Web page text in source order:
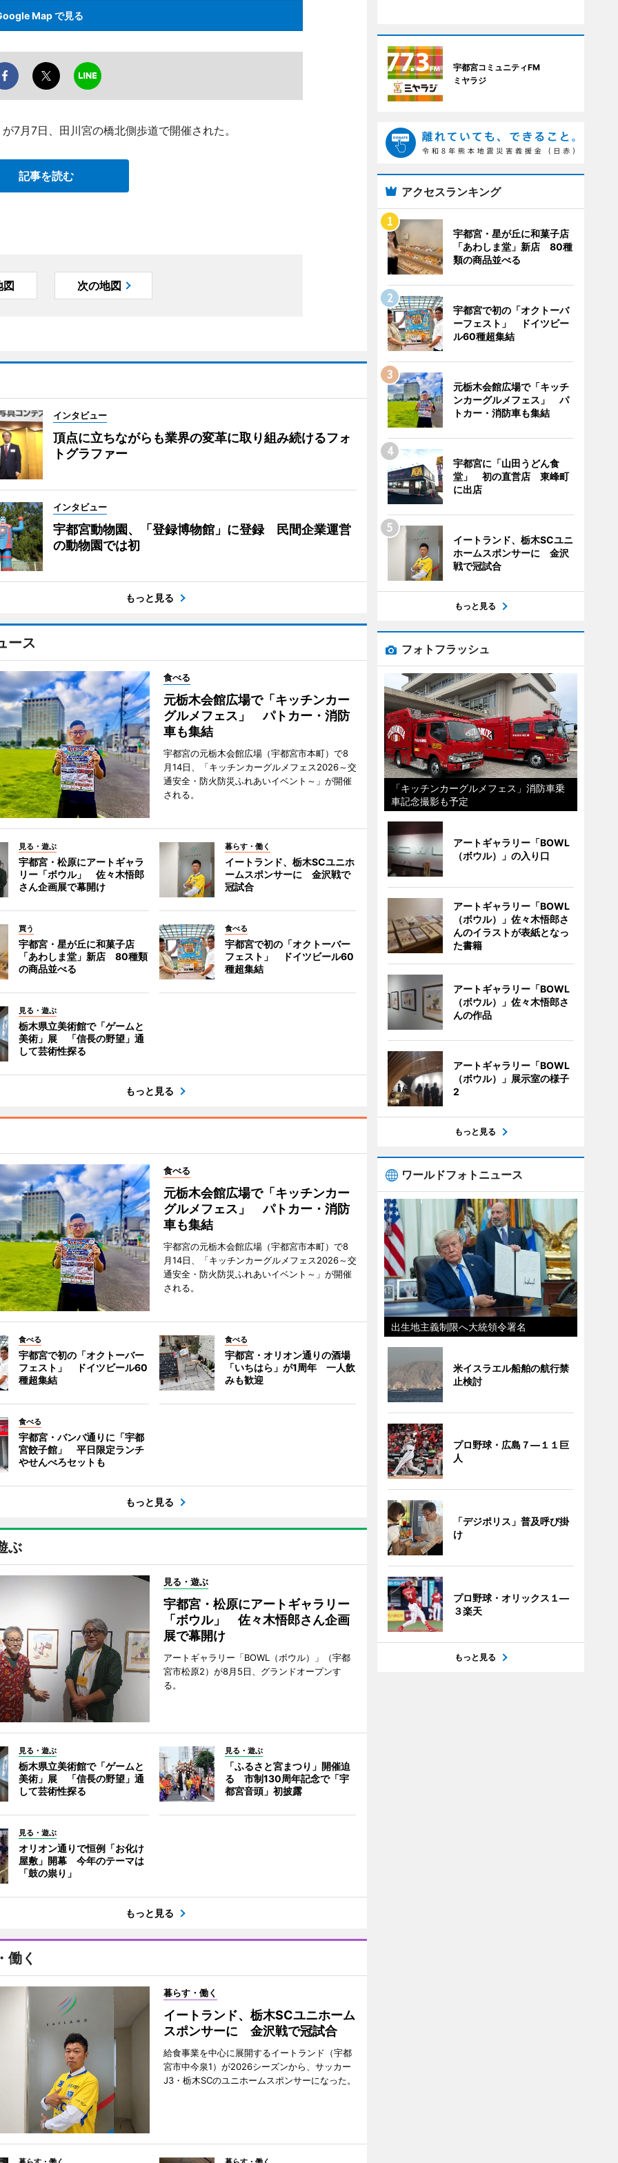
Map で見る
7月7日、田川宮の橋北側歩道で開催された。
記事を読む
図 次の地図
インタビュー
頂点に立ちながらも業界の変革に取り組み続けるフォ
トグラファー
インタビュー
宇都宮動物園、「登録博物館」に登録 民間企業運営
の動物園では初
もっと見る
ース
食べる
元栃木会館広場で「キッチンカー
グルメフェス」 パトカー・消防
車も集結
宇都宮の元栃木会館広場（宇都宮市本町）で8
月14日、「キッチンカーグルメフェス2026～交
通安全・防火防災ふれあいイベント～」が開催
される。
見る・遊ぶ
宇都宮・松原にアートギャラ
リー「ボウル」 佐々木悟郎
さん企画展で幕開け
暮らす・働く
イートランド、栃木SCユニホ
ームスポンサーに 金沢戦で
冠試合
買う
宇都宮・星が丘に和菓子店
「あわしま堂」新店 80種類
の商品並べる
食べる
宇都宮で初の「オクトーバー
フェスト」 ドイツビール60
種超集結
見る・遊ぶ
栃木県立美術館で「ゲームと
美術」展 「信長の野望」通
して芸術性探る
もっと見る
食べる
元栃木会館広場で「キッチンカー
グルメフェス」 パトカー・消防
車も集結
宇都宮の元栃木会館広場（宇都宮市本町）で8
月14日、「キッチンカーグルメフェス2026～交
通安全・防火防災ふれあいイベント～」が開催
される。
食べる
宇都宮で初の「オクトーバー
フェスト」 ドイツビール60
種超集結
食べる
宇都宮・オリオン通りの酒場
「いちはら」が1周年 一人飲
みも歓迎
食べる
宇都宮・バンバ通りに「宇都
宮餃子館」 平日限定ランチ
やせんべろセットも
もっと見る
ぶ
見る・遊ぶ
宇都宮・松原にアートギャラリー
「ボウル」 佐々木悟郎さん企画
展で幕開け
アートギャラリー「BOWL（ボウル）」（宇都
宮市松原2）が8月5日、グランドオープンす
る。
見る・遊ぶ
栃木県立美術館で「ゲームと
美術」展 「信長の野望」通
して芸術性探る
見る・遊ぶ
「ふるさと宮まつり」開催迫
る 市制130周年記念で「宇
都宮音頭」初披露
見る・遊ぶ
オリオン通りで恒例「お化け
屋敷」開幕 今年のテーマは
「鼓の祟り」
もっと見る
働く
暮らす・働く
イートランド、栃木SCユニホーム
スポンサーに 金沢戦で冠試合
給食事業を中心に展開するイートランド（宇都
宮市中今泉1）が2026シーズンから、サッカー
J3・栃木SCのユニホームスポンサーになった。
宇都宮コミュニティFM
ミヤラジ
アクセスランキング
宇都宮・星が丘に和菓子店
「あわしま堂」新店 80種
類の商品並べる
宇都宮で初の「オクトーバ
ーフェスト」 ドイツビー
ル60種超集結
元栃木会館広場で「キッチ
ンカーグルメフェス」 パ
トカー・消防車も集結
宇都宮に「山田うどん食
堂」 初の直営店 東峰町
に出店
イートランド、栃木SCユニ
ホームスポンサーに 金沢
戦で冠試合
もっと見る
フォトフラッシュ
「キッチンカーグルメフェス」消防車乗
車記念撮影も予定
アートギャラリー「BOWL
（ボウル）」の入り口
アートギャラリー「BOWL
（ボウル）」佐々木悟郎さ
んのイラストが表紙となっ
た書籍
アートギャラリー「BOWL
（ボウル）」佐々木悟郎さ
んの作品
アートギャラリー「BOWL
（ボウル）」展示室の様子
2
もっと見る
ワールドフォトニュース
出生地主義制限へ大統領令署名
米イスラエル船舶の航行禁
止検討
プロ野球・広島７―１１巨
人
「デジポリス」普及呼び掛
け
プロ野球・オリックス１―
３楽天
もっと見る